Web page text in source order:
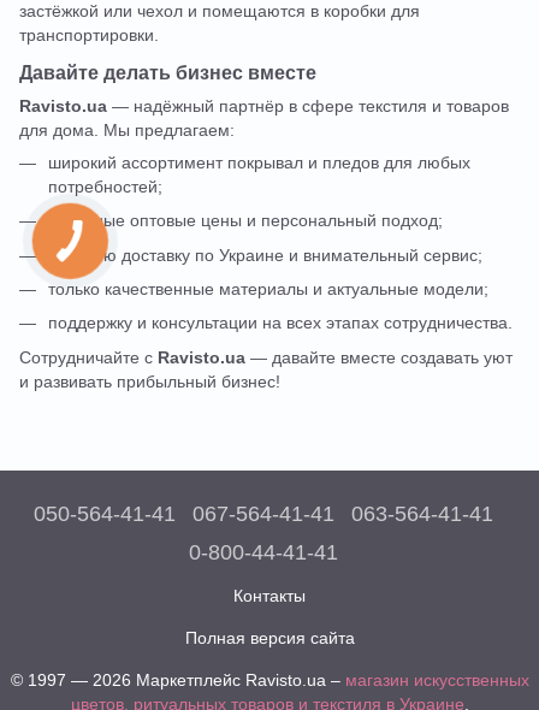
застёжкой или чехол и помещаются в коробки для
транспортировки.
Давайте делать бизнес вместе
Ravisto.ua — надёжный партнёр в сфере текстиля и товаров
для дома. Мы предлагаем:
широкий ассортимент покрывал и пледов для любых
потребностей;
выгодные оптовые цены и персональный подход;
быструю доставку по Украине и внимательный сервис;
только качественные материалы и актуальные модели;
поддержку и консультации на всех этапах сотрудничества.
Сотрудничайте с Ravisto.ua — давайте вместе создавать уют
и развивать прибыльный бизнес!
050-564-41-41 067-564-41-41
063-564-41-41
0-800-44-41-41
Контакты
Полная версия сайта
© 1997 — 2026 Маркетплейс Ravisto.ua – магазин искусственных
цветов, ритуальных товаров и текстиля в Украине